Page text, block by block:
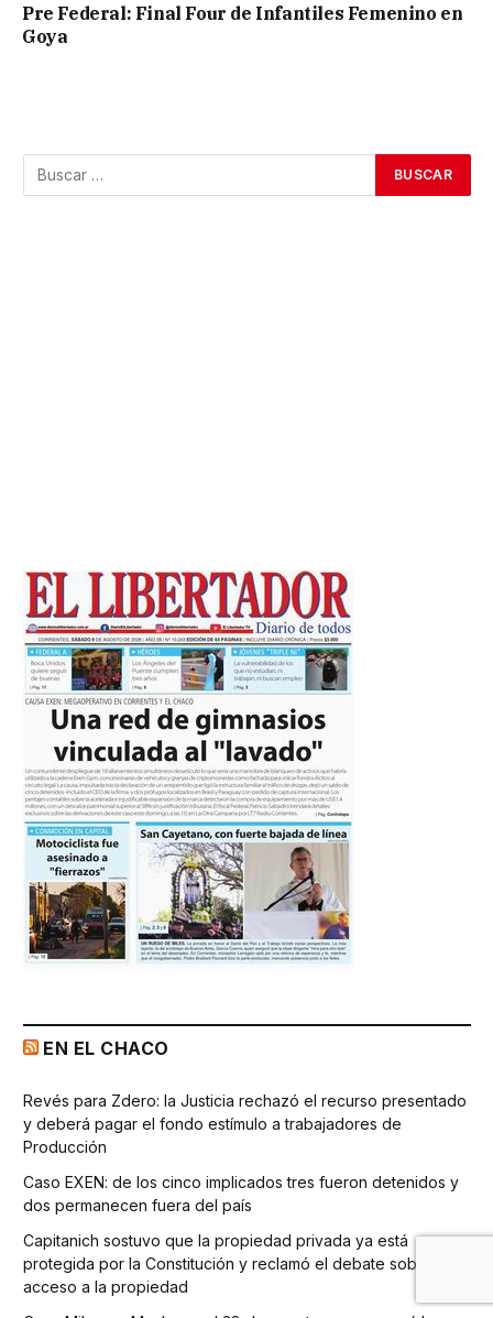
Pre Federal: Final Four de Infantiles Femenino en
Goya
EN EL CHACO
Revés para Zdero: la Justicia rechazó el recurso presentado
y deberá pagar el fondo estímulo a trabajadores de
Producción
Caso EXEN: de los cinco implicados tres fueron detenidos y
dos permanecen fuera del país
Capitanich sostuvo que la propiedad privada ya está
protegida por la Constitución y reclamó el debate sobre el
acceso a la propiedad